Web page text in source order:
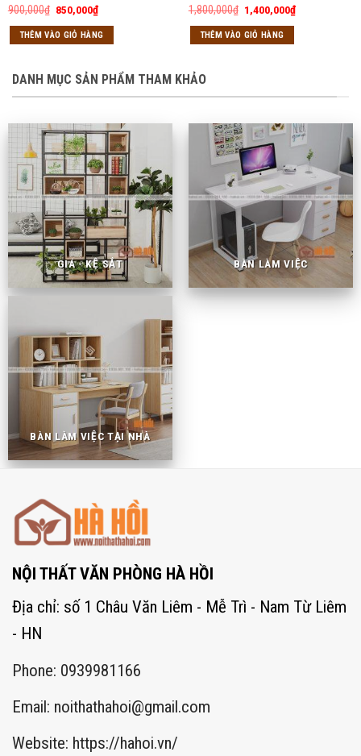
900,000₫ Giá
là:
900,000₫.
850,000₫Giá
hiện
tại
là:
THÊM VÀO GIỎ HÀNG
1,800,000₫ Giá
gốc
là:
1,800,000₫.
1,400,000₫Giá
hiện
THÊM VÀO GIỎ HÀNG
DANH MỤC SẢN PHẨM THAM KHẢO
GIÁ - KỆ SẮT BÀN LÀM VIỆC
BÀN LÀM VIỆC TẠI NHÀ
NỘI THẤT VĂN PHÒNG HÀ HỒI
Địa chỉ: số 1 Châu Văn Liêm - Mễ Trì - Nam Từ Liêm
- HN
Phone: 0939981166
Email: noithathahoi@gmail.com
Website: https://hahoi.vn/